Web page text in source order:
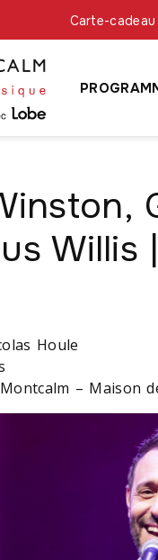
Carte-cadeau
Willis
Houle
– Maison